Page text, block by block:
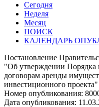
Сегодня
Неделя
Месяц
ПОИСК
КАЛЕНДАРЬ
Постановление
"Об утверждении Порядка
договорам аренды
инвестиционного проекта"
Номер опубликования:
Дата опубликования: